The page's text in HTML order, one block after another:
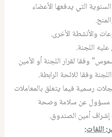
التي يدفعها الأعضاء
والأنشطة الأخرى.
اللجنة.
وفقا لقرار اللجنة أو الأمين
وفقا للائحة الرابطة.
رسمية فيما يتعلق بالمعاملات
مسؤول عن سلامة وصحة
أمين الصندوق.
اللغات: